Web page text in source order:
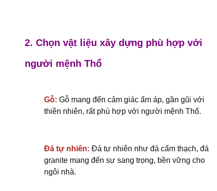
2. Chọn vật liệu xây dựng phù hợp với
người mệnh Thổ
Gỗ: Gỗ mang đến cảm giác ấm áp, gần gũi với
thiên nhiên, rất phù hợp với người mệnh Thổ.
Đá tự nhiên: Đá tự nhiên như đá cẩm thạch, đá
granite mang đến sự sang trọng, bền vững cho
ngôi nhà.